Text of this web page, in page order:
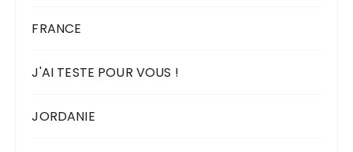
FRANCE
J'AI TESTE POUR VOUS !
JORDANIE